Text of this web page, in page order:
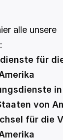
alle unsere
für
von
für die